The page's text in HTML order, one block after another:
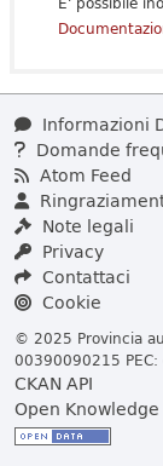
Informazioni
Domande
Atom Feed
Note legali
Privacy
Contattaci
Cookie
© 2025 Provincia
00390090215 PEC:
CKAN API
Open